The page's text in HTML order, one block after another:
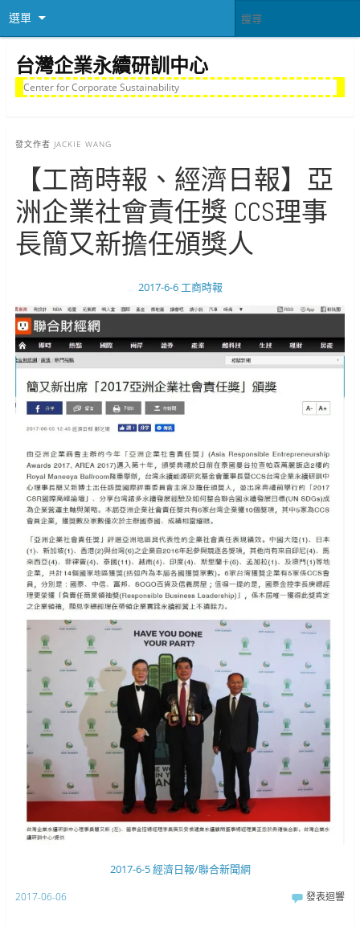
選單
台灣企業永續研訓中心
Center for Corporate Sustainability
發文作者 JACKIE WANG
【工商時報、經濟日報】亞
洲企業社會責任獎 CCS理事
長簡又新擔任頒獎人
2017-6-6 工商時報
2017-6-5 經濟日報/聯合新聞網
2017-06-06 發表迴響